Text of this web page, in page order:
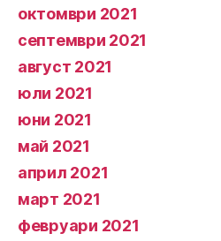
октомври 2021
септември 2021
август 2021
юли 2021
юни 2021
май 2021
април 2021
март 2021
февруари 2021